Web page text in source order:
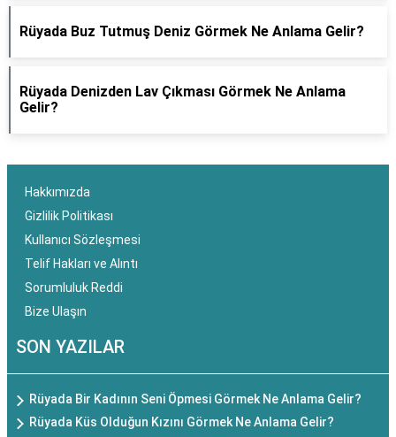
Rüyada Buz Tutmuş Deniz Görmek Ne Anlama Gelir?
Rüyada Denizden Lav Çıkması Görmek Ne Anlama
Gelir?
Hakkımızda
Gizlilik Politikası
Kullanıcı Sözleşmesi
Telif Hakları ve Alıntı
Sorumluluk Reddi
Bize Ulaşın
SON YAZILAR
Rüyada Bir Kadının Seni Öpmesi Görmek Ne Anlama Gelir?
Rüyada Küs Olduğun Kızını Görmek Ne Anlama Gelir?